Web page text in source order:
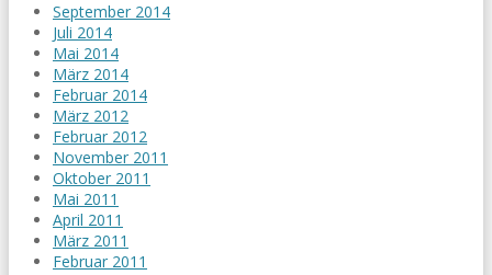
September 2014
Juli 2014
Mai 2014
März 2014
Februar 2014
März 2012
Februar 2012
November 2011
Oktober 2011
Mai 2011
April 2011
März 2011
Februar 2011